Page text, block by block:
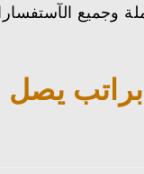
الصناعات يعلن عنتدريب مُبتدئ بالتوظيف (ثانوية فأعلى) براتب يصل